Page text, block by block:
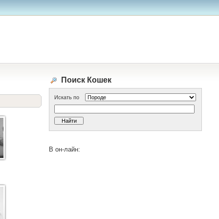
Поиск Кошек
Искать по
В он-лайн: